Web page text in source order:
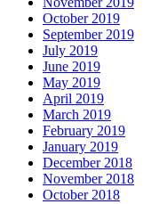
October 2019
September 2019
July 2019
June 2019
May 2019
April 2019
March 2019
February 2019
January 2019
December 2018
November 2018
October 2018